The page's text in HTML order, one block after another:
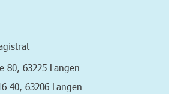
Navigation
80 63225 Langen
40, 63206 Langen